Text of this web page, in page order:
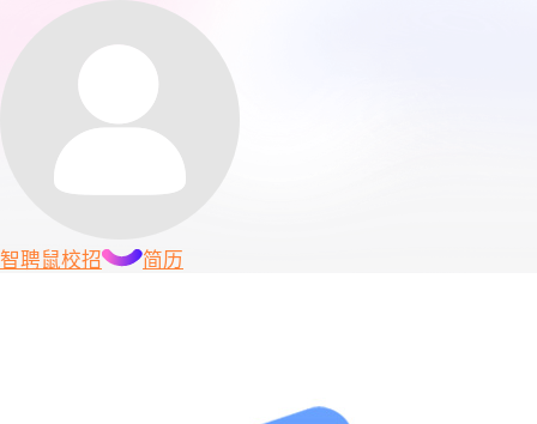
智聘鼠校招 简历